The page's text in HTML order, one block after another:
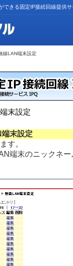
できる固定IP接続回線提供
線LAN端末設定
末設定
末設定
す。
端末のニックネ